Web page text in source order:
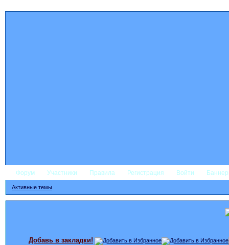
Форум Участники Правила Регистрация Войти
Активные темы
Добавь в закладки!